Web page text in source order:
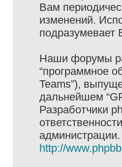
Вам
изменений.
подразумевает
Наши форумы
“программное
Teams”),
дальнейшем
Разработчики
http://